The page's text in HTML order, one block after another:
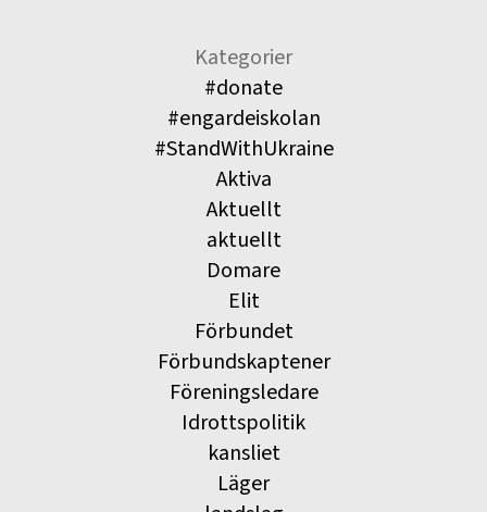
Kategorier
#donate
#engardeiskolan
#StandWithUkraine
Aktiva
Aktuellt
aktuellt
Domare
Elit
Förbundet
Förbundskaptener
Föreningsledare
Idrottspolitik
kansliet
Läger